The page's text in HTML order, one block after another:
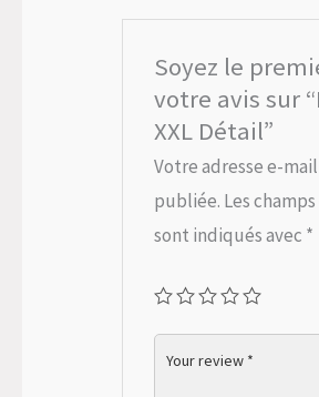
Soyez le
votre avis sur
XXL Détail”
Votre adresse e-mail
publiée. Les
sont indiqués avec *